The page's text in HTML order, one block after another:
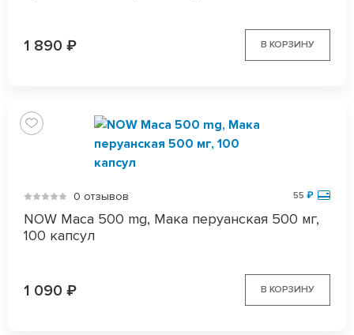
1 890 ₽ В КОРЗИНУ
0 отзывов 55 ₽
NOW Maca 500 mg, Мака перуанская 500 мг,
100 капсул
1 090 ₽ В КОРЗИНУ